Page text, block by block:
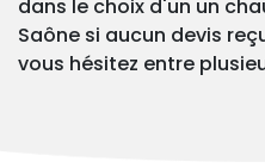
dans le choix d'un un
Saône si aucun devis
vous hésitez entre